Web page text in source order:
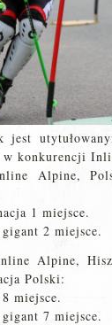
w konkurencji
Alpine,
1 miejsce.
2 miejsce.
Alpine,
Polski:
miejsce.
7 miejsce.